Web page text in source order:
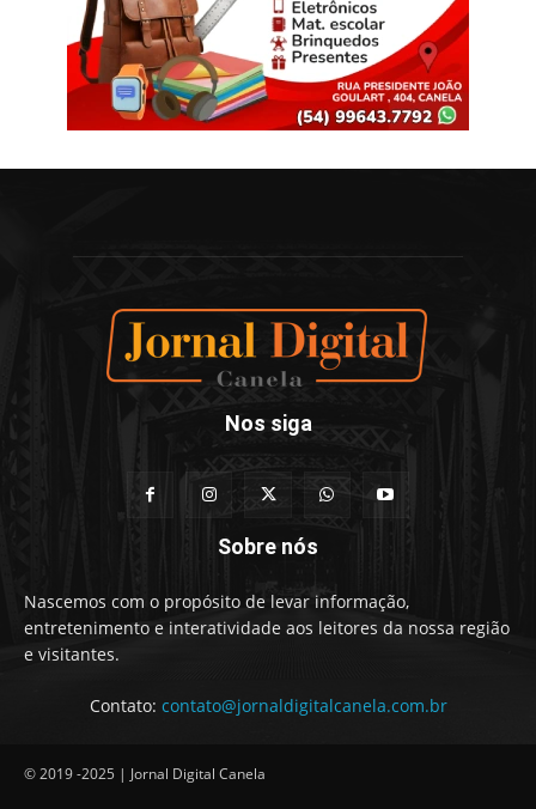
Nos siga
Sobre nós
Nascemos com o propósito de levar informação,
entretenimento e interatividade aos leitores da nossa região
e visitantes.
Contato: contato@jornaldigitalcanela.com.br
© 2019 -2025 | Jornal Digital Canela